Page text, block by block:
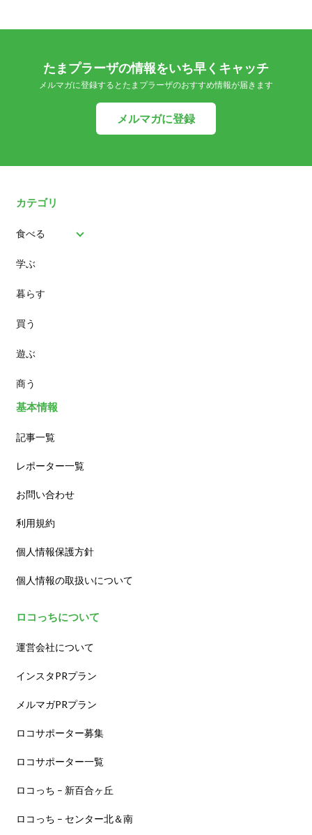
たまプラーザの情報をいち早くキャッチ
メルマガに登録するとたまプラーザのおすすめ情報が届きます
メルマガに登録
カテゴリ
食べる
パン
スイーツ
ランチ
カフェ
学ぶ
暮らす
買う
遊ぶ
商う
基本情報
記事一覧
レポーター一覧
お問い合わせ
利用規約
個人情報保護方針
個人情報の取扱いについて
ロコっちについて
運営会社について
インスタPRプラン
メルマガPRプラン
ロコサポーター募集
ロコサポーター一覧
ロコっち – 新百合ヶ丘
ロコっち – センター北＆南